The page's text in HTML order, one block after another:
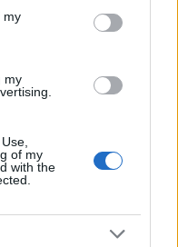
my
my
of my
with the